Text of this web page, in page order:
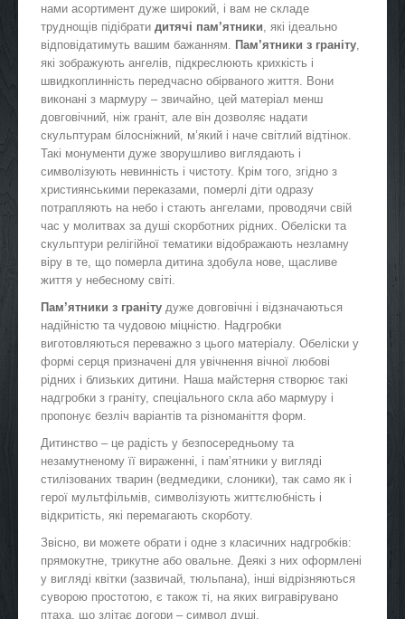
нами асортимент дуже широкий, і вам не складе
труднощів підібрати дитячі пам’ятники , які ідеально
відповідатимуть вашим бажанням. Пам’ятники з граніту
які зображують ангелів, підкреслюють крихкість і
швидкоплинність передчасно обірваного життя. Вони
виконані з мармуру – звичайно, цей матеріал менш
довговічний, ніж граніт, але він дозволяє надати
скульптурам білосніжний, м’який і наче світлий відтінок.
Такі монументи дуже зворушливо виглядають і
символізують невинність і чистоту. Крім того, згідно з
християнськими переказами, померлі діти одразу
потрапляють на небо і стають ангелами, проводячи свій
час у молитвах за душі скорботних рідних. Обеліски та
скульптури релігійної тематики відображають незламну
віру в те, що померла дитина здобула нове, щасливе
життя у небесному світі.
Пам’ятники з граніту дуже довговічні і відзначаються
надійністю та чудовою міцністю. Надгробки
виготовляються переважно з цього матеріалу. Обеліски у
формі серця призначені для увічнення вічної любові
рідних і близьких дитини. Наша майстерня створює такі
надгробки з граніту, спеціального скла або мармуру і
пропонує безліч варіантів та різноманіття форм.
Дитинство – це радість у безпосередньому та
незамутненому її вираженні, і пам’ятники у вигляді
стилізованих тварин (ведмедики, слоники), так само як і
герої мультфільмів, символізують життєлюбність і
відкритість, які перемагають скорботу.
Звісно, ви можете обрати і одне з класичних надгробків:
прямокутне, трикутне або овальне. Деякі з них оформлені
у вигляді квітки (зазвичай, тюльпана), інші відрізняються
суворою простотою, є також ті, на яких вигравірувано
птаха, що злітає догори – символ душі.